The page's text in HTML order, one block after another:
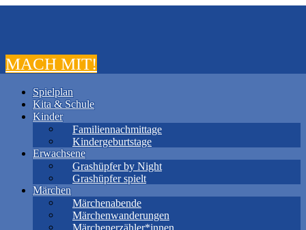
MACH MIT!
Spielplan
Kita & Schule
Kinder
Familiennachmittage
Kindergeburtstage
Erwachsene
Grashüpfer by Night
Grashüpfer spielt
Märchen
Märchenabende
Märchenwanderungen
Märchenerzähler*innen